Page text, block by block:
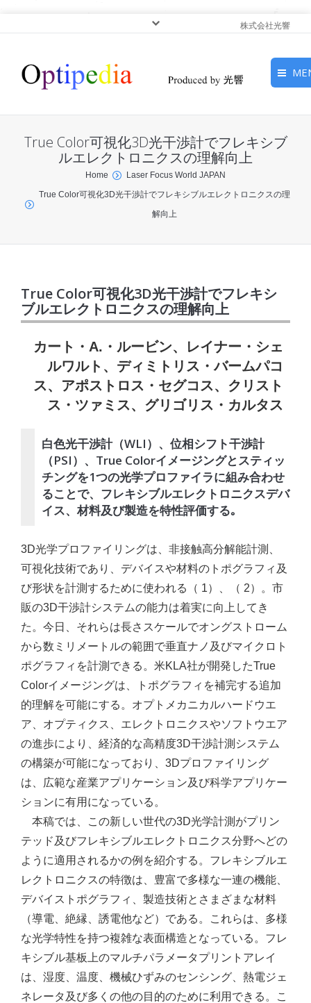
株式会社光響
ピックアップ
True Color可視化3D光干渉計でフレキシブ
ルエレクトロニクスの理解向上
You are here:Home
Laser Focus World JAPAN
True Color可視化3D光干渉計でフレキシブルエレクトロニクスの理
解向上
True Color可視化3D光干渉計でフレキシ
ブルエレクトロニクスの理解向上
カート・A.・ルービン、レイナー・シェ
ルワルト、ディミトリス・バームパコ
ス、アポストロス・セグコス、クリスト
ス・ツァミス、グリゴリス・カルタス
白色光干渉計（WLI）、位相シフト干渉計
（PSI）、True Colorイメージングとスティッ
チングを1つの光学プロファイラに組み合わせ
ることで、フレキシブルエレクトロニクスデバ
イス、材料及び製造を特性評価する｡
3D光学プロファイリングは、非接触高分解能計測、
可視化技術であり、デバイスや材料のトポグラフィ及
び形状を計測するために使われる（ 1）、（ 2）。市
販の3D干渉計システムの能力は着実に向上してき
た。今日、それらは長さスケールでオングストローム
から数ミリメートルの範囲で垂直ナノ及びマイクロト
ポグラフィを計測できる。米KLA社が開発したTrue
Colorイメージングは、トポグラフィを補完する追加
的理解を可能にする。オプトメカニカルハードウエ
ア、オプティクス、エレクトロニクスやソフトウエア
の進歩により、経済的な高精度3D干渉計測システム
の構築が可能になっており、3Dプロファイリング
は、広範な産業アプリケーション及び科学アプリケー
ションに有用になっている。
本稿では、この新しい世代の3D光学計測がプリン
テッド及びフレキシブルエレクトロニクス分野へどの
ように適用されるかの例を紹介する。フレキシブルエ
レクトロニクスの特徴は、豊富で多様な一連の機能、
デバイストポグラフィ、製造技術とさまざまな材料
（導電、絶縁、誘電他など）である。これらは、多様
な光学特性を持つ複雑な表面構造となっている。フレ
キシブル基板上のマルチパラメータプリントアレイ
は、湿度、温度、機械ひずみのセンシング、熱電ジェ
ネレータ及び多くの他の目的のために利用できる。こ